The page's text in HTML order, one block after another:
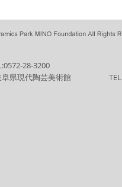
0572-28-3200
阜県現代陶芸美術館